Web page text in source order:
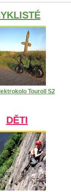
Touroll S2
DĚTI